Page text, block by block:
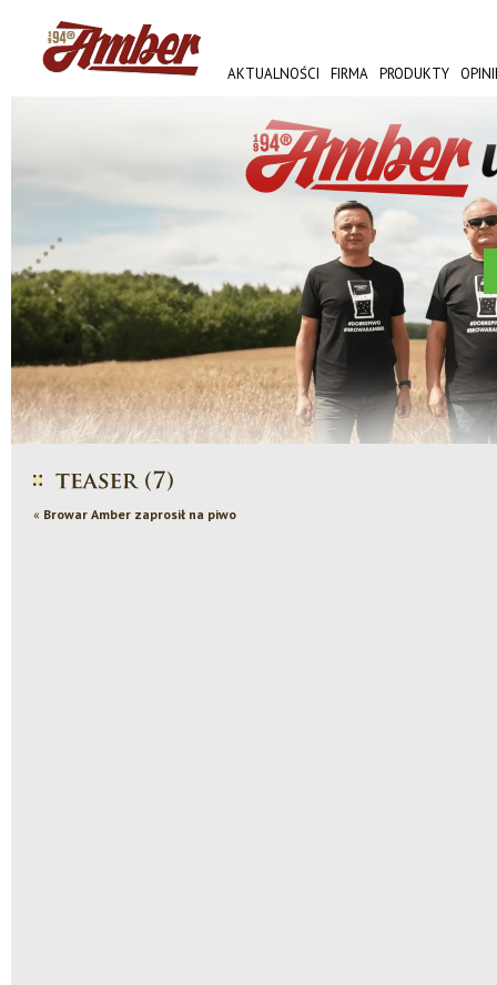
AKTUALNOŚCI FIRMA PRODUKTY
AMBER FEST
« Browar Amber zaprosił na piwo